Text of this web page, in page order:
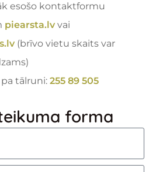
esošo kontaktformu
piearsta.lv vai
(brīvo vietu skaits var
tālruni:255 89 505
forma